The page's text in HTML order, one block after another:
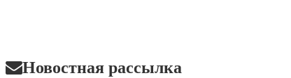
Новостная рассылка